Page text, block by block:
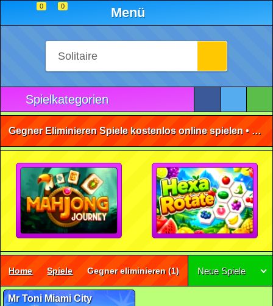
0 0 Menü
Spielkategorien
Gegner Eliminieren Spiele kostenlos online spielen • ohne Anmeldung 🕹️
Home Spiele Gegner eliminieren (1) Neue Spiele
Mr Toni Miami City